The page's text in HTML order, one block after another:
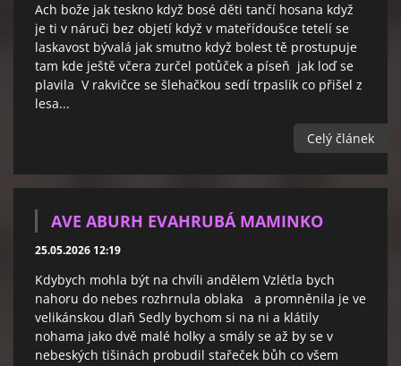
Ach bože jak teskno když bosé děti tančí hosana když
je ti v náruči bez objetí když v mateřídoušce tetelí se
laskavost bývalá jak smutno když bolest tě prostupuje
tam kde ještě včera zurčel potůček a píseň jak loď se
plavila V rakvičce se šlehačkou sedí trpaslík co přišel z
lesa...
Celý článek
AVE ABURH EVAHRUBÁ MAMINKO
25.05.2026 12:19
Kdybych mohla být na chvíli andělem Vzlétla bych
nahoru do nebes rozhrnula oblaka a promněnila je ve
velikánskou dlaň Sedly bychom si na ni a klátily
nohama jako dvě malé holky a smály se až by se v
nebeských tišinách probudil stařeček bůh co všem